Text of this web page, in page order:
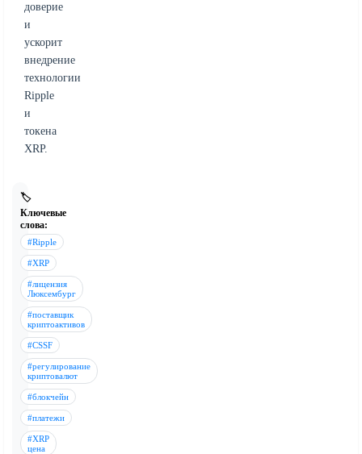
доверие
и
ускорит
внедрение
технологии
Ripple
и
токена
XRP.
🏷️
Ключевые
слова:
#Ripple
#XRP
#лицензия
Люксембург
#поставщик
криптоактивов
#CSSF
#регулирование
криптовалют
#блокчейн
#платежи
#XRP
цена